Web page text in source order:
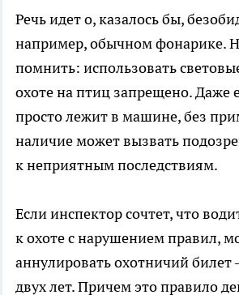
Речь идет о, казалось бы,
например, обычном фонарике.
помнить: использовать
охоте на птиц запрещено. Даже
просто лежит в машине, без
наличие может вызвать
к неприятным последствиям.
Если инспектор сочтет, что
к охоте с нарушением правил,
аннулировать охотничий
двух лет. Причем это правило